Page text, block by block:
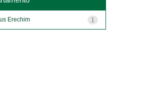
1
Erechim